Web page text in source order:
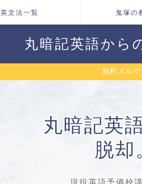
英文法一覧 鬼塚の
丸暗記英語から
無料メルマ
丸暗記英
脱却
現役英語予備校